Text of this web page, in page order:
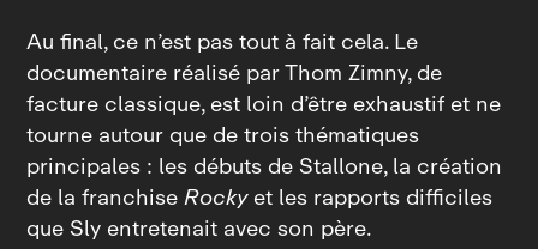
Au final, ce n’est pas tout à fait cela. Le
documentaire réalisé par Thom Zimny, de
facture classique, est loin d’être exhaustif et ne
tourne autour que de trois thématiques
principales : les débuts de Stallone, la création
de la franchiseRockyet les rapports difficiles
que Sly entretenait avec son père.